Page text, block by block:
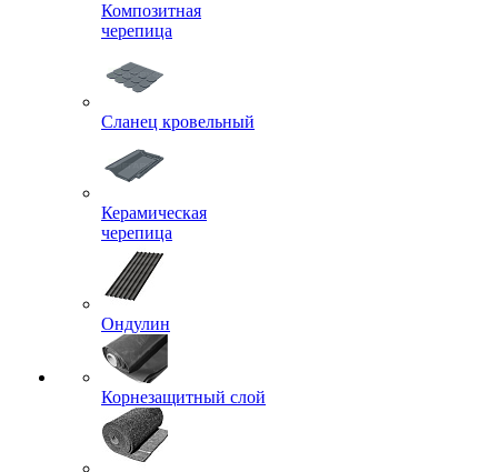
Композитная
черепица
Сланец кровельный
Керамическая
черепица
Ондулин
Корнезащитный слой